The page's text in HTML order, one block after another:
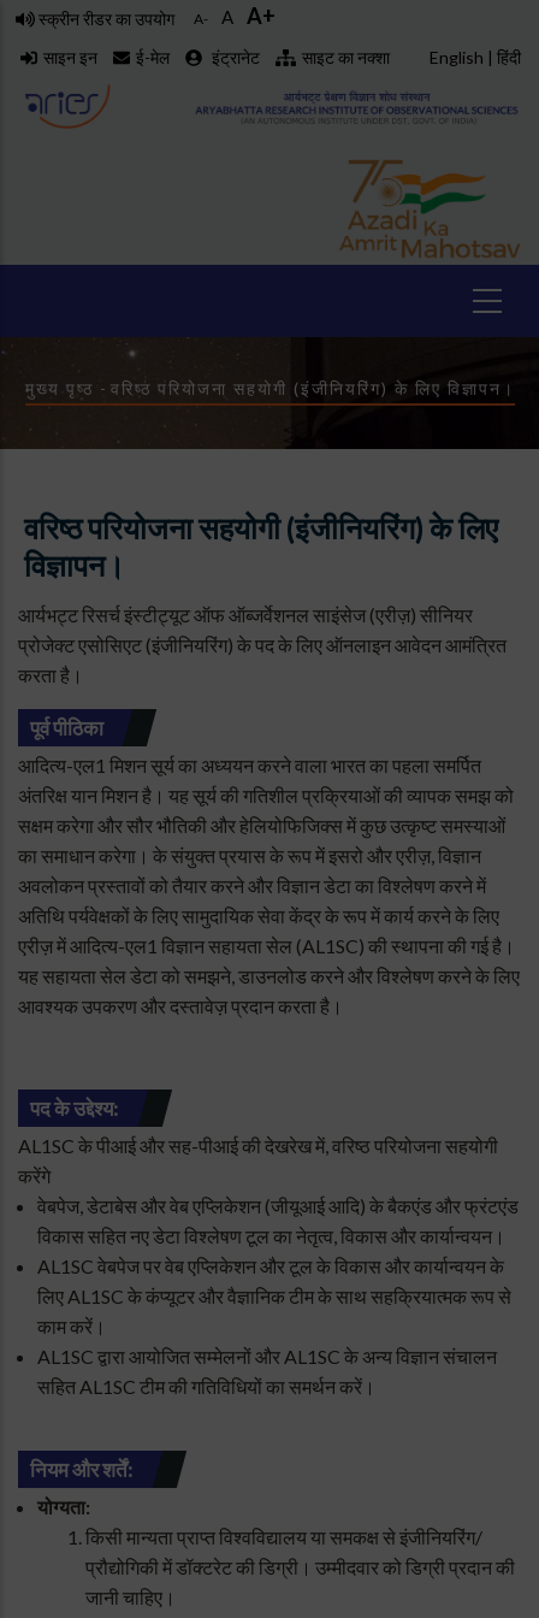
Skip
content
स्क्रीन रीडर का उपयोग A- A A+
साइन इन ई-मेल इंट्रानेट साइट का नक्शा English | हिंदी
Breadcrumb
मुख्य पृष्ठ - वरिष्ठ परियोजना सहयोगी (इंजीनियरिंग) के लिए विज्ञापन।
वरिष्ठ परियोजना सहयोगी (इंजीनियरिंग) के लिए
विज्ञापन।
आर्यभट्ट रिसर्च इंस्टीट्यूट ऑफ ऑब्जर्वेशनल साइंसेज (एरीज़) सीनियर
प्रोजेक्ट एसोसिएट (इंजीनियरिंग) के पद के लिए ऑनलाइन आवेदन आमंत्रित
करता है।
पूर्व पीठिका
आदित्य-एल1 मिशन सूर्य का अध्ययन करने वाला भारत का पहला समर्पित
अंतरिक्ष यान मिशन है। यह सूर्य की गतिशील प्रक्रियाओं की व्यापक समझ को
सक्षम करेगा और सौर भौतिकी और हेलियोफिजिक्स में कुछ उत्कृष्ट समस्याओं
का समाधान करेगा। के संयुक्त प्रयास के रूप में इसरो और एरीज़, विज्ञान
अवलोकन प्रस्तावों को तैयार करने और विज्ञान डेटा का विश्लेषण करने में
अतिथि पर्यवेक्षकों के लिए सामुदायिक सेवा केंद्र के रूप में कार्य करने के लिए
एरीज़ में आदित्य-एल1 विज्ञान सहायता सेल (AL1SC) की स्थापना की गई है।
यह सहायता सेल डेटा को समझने, डाउनलोड करने और विश्लेषण करने के लिए
आवश्यक उपकरण और दस्तावेज़ प्रदान करता है।
पद के उद्देश्य:
AL1SC के पीआई और सह-पीआई की देखरेख में, वरिष्ठ परियोजना सहयोगी
करेंगे
वेबपेज, डेटाबेस और वेब एप्लिकेशन (जीयूआई आदि) के बैकएंड और फ्रंटएंड
विकास सहित नए डेटा विश्लेषण टूल का नेतृत्व, विकास और कार्यान्वयन।
AL1SC वेबपेज पर वेब एप्लिकेशन और टूल के विकास और कार्यान्वयन के
लिए AL1SC के कंप्यूटर और वैज्ञानिक टीम के साथ सहक्रियात्मक रूप से
काम करें।
AL1SC द्वारा आयोजित सम्मेलनों और AL1SC के अन्य विज्ञान संचालन
सहित AL1SC टीम की गतिविधियों का समर्थन करें।
नियम और शर्तें:
योग्यता:
किसी मान्यता प्राप्त विश्वविद्यालय या समकक्ष से इंजीनियरिंग/
प्रौद्योगिकी में डॉक्टरेट की डिग्री। उम्मीदवार को डिग्री प्रदान की
जानी चाहिए।